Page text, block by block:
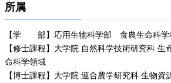
所属
【学 部】応用生物科学部 食農生命科学
【修士課程】大学院 自然科学技術研究科 生
命科学領域
【博士課程】大学院 連合農学研究科 生物資